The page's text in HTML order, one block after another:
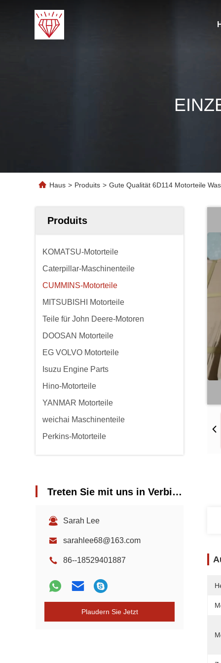
Haus > Produits > Gute Qualität 6D114 Motorteile
Produits
KOMATSU-Motorteile
Caterpillar-Maschinenteile
CUMMINS-Motorteile
MITSUBISHI Motorteile
Teile für John Deere-Motoren
DOOSAN Motorteile
EG VOLVO Motorteile
Isuzu Engine Parts
Hino-Motorteile
YANMAR Motorteile
weichai Maschinenteile
Perkins-Motorteile
Treten Sie mit uns in Verbindung
Sarah Lee
sarahlee68@163.com
86--18529401887
Plaudern Sie Jetzt